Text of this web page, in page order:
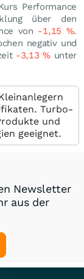
Performance
über den
von -1,15 %.
negativ und
-3,13%unter
Turbo-
und
geeignet.
Newsletter
aus der